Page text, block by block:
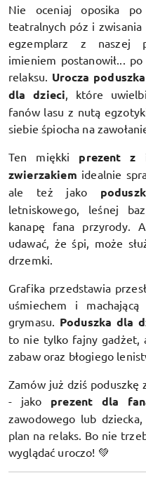
Nie oceniaj oposika
teatralnych póz i
egzemplarz z naszej
imieniem postanowił...
relaksu. Urocza
dla dzieci , które
fanów lasu z nutą
siebie śpiocha na
Ten miękki prezent z
zwierzakiem idealnie
ale też jako
letniskowego, leśnej
kanapę fana przyrody.
udawać, że śpi, może
drzemki.
Grafika przedstawia
uśmiechem i
grymasu. Poduszka dla
to nie tylko fajny gadżet,
zabaw oraz błogiego
Zamów już dziś
- jako prezent dla
zawodowego lub
plan na relaks. Bo nie
wyglądać uroczo! 💚